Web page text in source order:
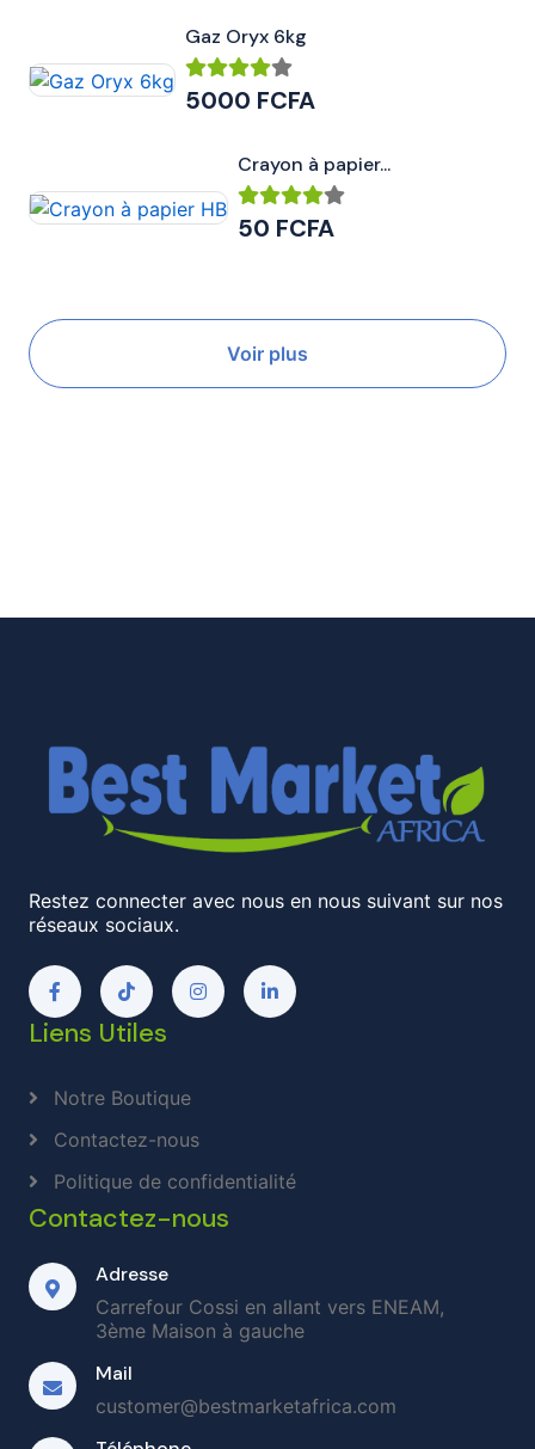
Gaz Oryx 6kg
5000 FCFA
Crayon à papier...
50 FCFA
Voir plus
Restez connecter avec nous en nous suivant sur nos
réseaux sociaux.
Liens Utiles
Notre Boutique
Contactez-nous
Politique de confidentialité
Contactez-nous
Adresse
Carrefour Cossi en allant vers ENEAM,
3ème Maison à gauche
Mail
customer@bestmarketafrica.com